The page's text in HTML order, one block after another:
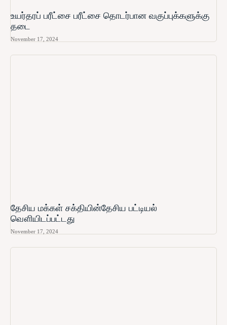
உயர்தரப் பரீட்சை பரீட்சை தொடர்பான வகுப்புக்களுக்கு
தடை
November 17, 2024
தேசிய மக்கள் சக்தியின்தேசிய பட்டியல்
வௌியிடப்பட்டது
November 17, 2024